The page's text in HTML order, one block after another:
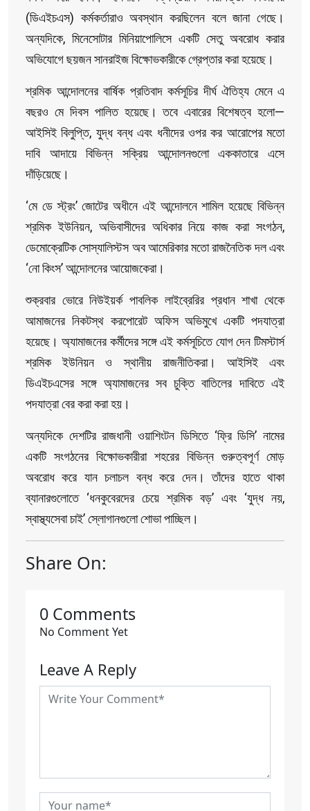
(ডিএইচএস) কর্মকর্তারাও অবস্থান করছিলেন বলে জানা গেছে।
অন্যদিকে, মিনেসোটার মিনিয়াপোলিসে একটি সেতু অবরোধ করার
অভিযোগে ছয়জন সানরাইজ বিক্ষোভকারীকে গ্রেপ্তার করা হয়েছে।
শ্রমিক আন্দোলনের বার্ষিক প্রতিবাদ কর্মসূচির দীর্ঘ ঐতিহ্য মেনে এ
বছরও মে দিবস পালিত হয়েছে। তবে এবারের বিশেষত্ব হলো—
আইসিই বিলুপ্তি, যুদ্ধ বন্ধ এবং ধনীদের ওপর কর আরোপের মতো
দাবি আদায়ে বিভিন্ন সক্রিয় আন্দোলনগুলো এককাতারে এসে
দাঁড়িয়েছে।
‘মে ডে স্ট্রং’ জোটের অধীনে এই আন্দোলনে শামিল হয়েছে বিভিন্ন
শ্রমিক ইউনিয়ন, অভিবাসীদের অধিকার নিয়ে কাজ করা সংগঠন,
ডেমোক্রেটিক সোস্যালিস্টস অব আমেরিকার মতো রাজনৈতিক দল এবং
‘নো কিংস’ আন্দোলনের আয়োজকেরা।
শুক্রবার ভোরে নিউইয়র্ক পাবলিক লাইব্রেরির প্রধান শাখা থেকে
আমাজনের নিকটস্থ করপোরেট অফিস অভিমুখে একটি পদযাত্রা
হয়েছে। অ্যামাজনের কর্মীদের সঙ্গে এই কর্মসূচিতে যোগ দেন টিমস্টার্স
শ্রমিক ইউনিয়ন ও স্থানীয় রাজনীতিকরা। আইসিই এবং
ডিএইচএসের সঙ্গে অ্যামাজনের সব চুক্তি বাতিলের দাবিতে এই
পদযাত্রা বের করা করা হয়।
অন্যদিকে দেশটির রাজধানী ওয়াশিংটন ডিসিতে ‘ফ্রি ডিসি’ নামের
একটি সংগঠনের বিক্ষোভকারীরা শহরের বিভিন্ন গুরুত্বপূর্ণ মোড়
অবরোধ করে যান চলাচল বন্ধ করে দেন। তাঁদের হাতে থাকা
ব্যানারগুলোতে ‘ধনকুবেরদের চেয়ে শ্রমিক বড়’ এবং ‘যুদ্ধ নয়,
স্বাস্থ্যসেবা চাই’ স্লোগানগুলো শোভা পাচ্ছিল।
Share On:
0 Comments
No Comment Yet
Leave A Reply